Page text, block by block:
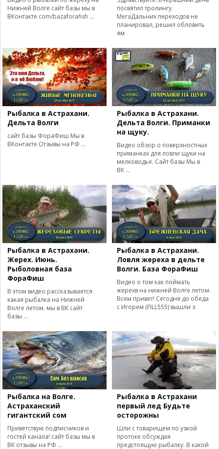
Нижней Волге сайт базы мы в
ВКонтакте com/bazaforafish ...
посвятил тролингу.
МегаДальних переходов не
планировал, решил обловить
ям
Рыбалка в Астрахани.
Дельта Волги
сайт базы ФораФиш Мы в
ВКонтакте Отзывы на РФ ...
Рыбалка в Астрахани.
Дельта Волги. Приманки
на щуку.
Видео обзор о поверхностных
приманках для ловли щуки на
мелководье. Сайт базы Мы в
ВК ...
Рыбалка в Астрахани.
Жерех. Июнь.
Рыболовная база
ФораФиш
В этом видео рассказывается
какая рыбалка на Нижней
Волге летом. мы в ВК сайт
базы ...
Рыбалка в Астрахани.
Ловля жереха в дельте
Волги. База ФораФиш
Видео о том как поймать
жерехв на нижней Волге летом.
Всем привет! Сегодня до обеда
с Игорем (FILL555) вышли з
Рыбалка на Волге.
Астраханский
гигантский сом
Приветствую подписчиков и
гостей канала! сайт базы мы в
ВК отзывы на РФ ...
Рыбалка в Астрахани
первый лед Будьте
осторожны
Шли с товарищем по узкой
протоке обсуждая
предстоящую рыбалку. В какой